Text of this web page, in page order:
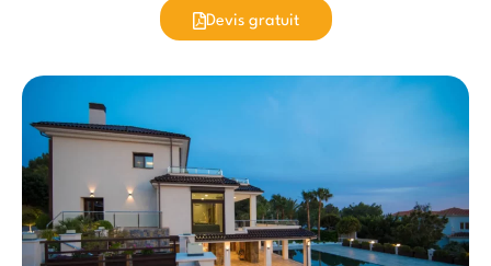
Devis gratuit